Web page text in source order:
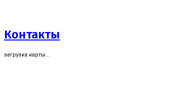
Контакты
загрузка карты...